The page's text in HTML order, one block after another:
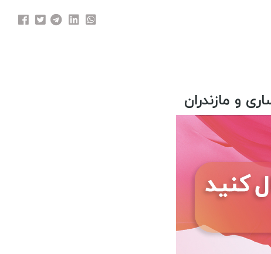
و مازندران